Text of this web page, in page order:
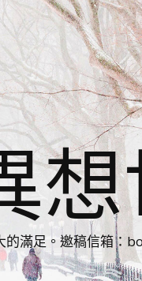
滿足。邀稿信箱：